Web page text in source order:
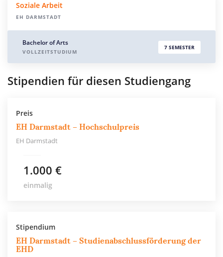
Soziale Arbeit
EH DARMSTADT
Bachelor of Arts
VOLLZEITSTUDIUM
7 SEMESTER
Stipendien für diesen Studiengang
Preis
EH Darmstadt – Hochschulpreis
EH Darmstadt
1.000 €
einmalig
Stipendium
EH Darmstadt – Studienabschlussförderung der
EHD